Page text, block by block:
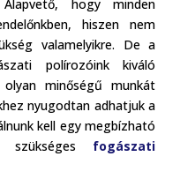
hogy minden
hiszen nem
valamelyikre. De a
polírozóink kiváló
minőségű munkát
nyugodtan adhatjuk a
kell egy megbízható
szükséges fogászati